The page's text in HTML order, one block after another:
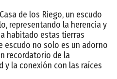
de los Riego, un escudo
representando la herencia y
habitado estas tierras
escudo no solo es un adorno
recordatorio de la
y la conexión con las raíces